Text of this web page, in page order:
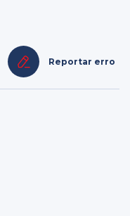
Reportar erro